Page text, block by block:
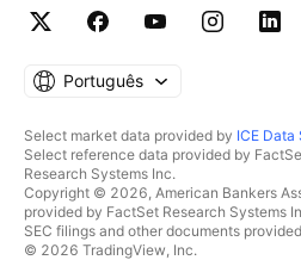
Português
Select market data provided by ICE Data
Select reference data provided by
Research Systems Inc.
Copyright © 2026, American Bankers
provided by FactSet Research Systems
SEC filings and other documents
© 2026 TradingView, Inc.